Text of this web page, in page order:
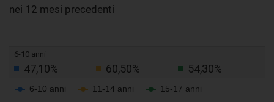
nei 12 mesi precedenti